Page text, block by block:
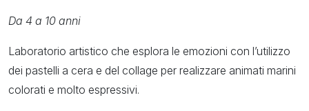
Da 4 a 10 anni
Laboratorio artistico che esplora le emozioni con l’utilizzo
dei pastelli a cera e del collage per realizzare animati marini
colorati e molto espressivi.